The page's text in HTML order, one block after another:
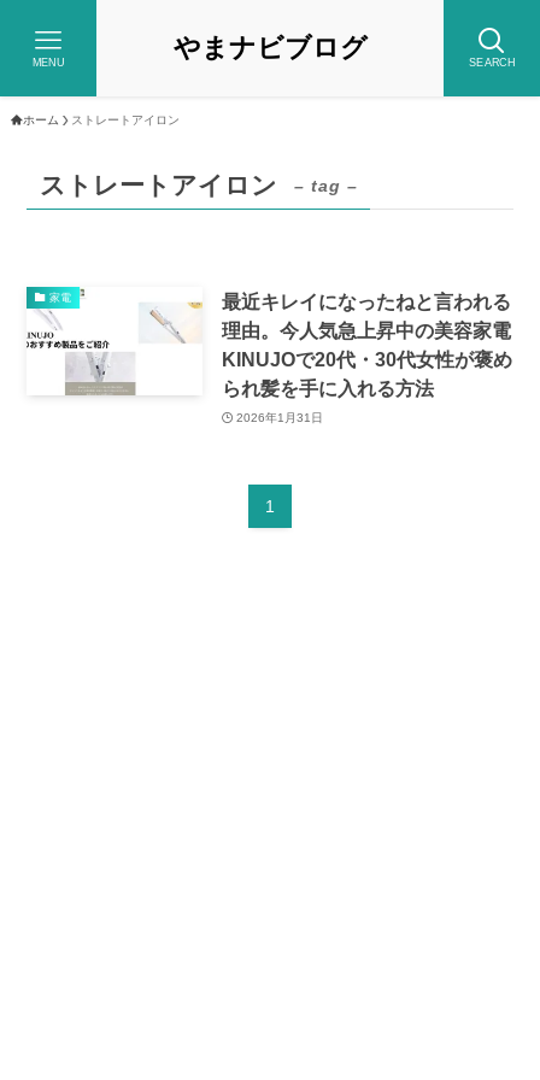
やまナビブログ SEARCH
MENU
ホーム ストレートアイロン
ストレートアイロン – tag –
家電
最近キレイになったねと言われる
理由。今人気急上昇中の美容家電
KINUJOで20代・30代女性が褒め
られ髪を手に入れる方法
2026年1月31日
1